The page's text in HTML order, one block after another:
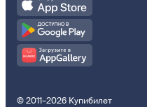
© 2011–2026 Купибилет